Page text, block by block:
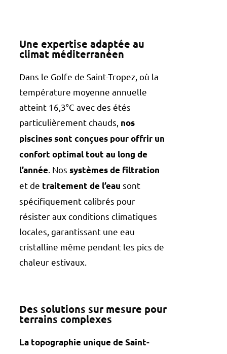
Une expertise adaptée au
climat méditerranéen
Dans le Golfe de Saint-Tropez, où la
température moyenne annuelle
atteint 16,3°C avec des étés
particulièrement chauds, nos
piscines sont conçues pour offrir un
confort optimal tout au long de
l’année . Nos systèmes de filtration
et de traitement de l’eau sont
spécifiquement calibrés pour
résister aux conditions climatiques
locales, garantissant une eau
cristalline même pendant les pics de
chaleur estivaux.
Des solutions sur mesure pour
terrains complexes
La topographie unique de Saint-